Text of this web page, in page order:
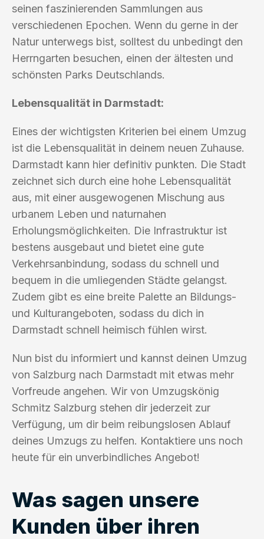
seinen faszinierenden Sammlungen aus
verschiedenen Epochen. Wenn du gerne in der
Natur unterwegs bist, solltest du unbedingt den
Herrngarten besuchen, einen der ältesten und
schönsten Parks Deutschlands.
Lebensqualität in Darmstadt:
Eines der wichtigsten Kriterien bei einem Umzug
ist die Lebensqualität in deinem neuen Zuhause.
Darmstadt kann hier definitiv punkten. Die Stadt
zeichnet sich durch eine hohe Lebensqualität
aus, mit einer ausgewogenen Mischung aus
urbanem Leben und naturnahen
Erholungsmöglichkeiten. Die Infrastruktur ist
bestens ausgebaut und bietet eine gute
Verkehrsanbindung, sodass du schnell und
bequem in die umliegenden Städte gelangst.
Zudem gibt es eine breite Palette an Bildungs-
und Kulturangeboten, sodass du dich in
Darmstadt schnell heimisch fühlen wirst.
Nun bist du informiert und kannst deinen Umzug
von Salzburg nach Darmstadt mit etwas mehr
Vorfreude angehen. Wir von Umzugskönig
Schmitz Salzburg stehen dir jederzeit zur
Verfügung, um dir beim reibungslosen Ablauf
deines Umzugs zu helfen. Kontaktiere uns noch
heute für ein unverbindliches Angebot!
Was sagen unsere
Kunden über ihren